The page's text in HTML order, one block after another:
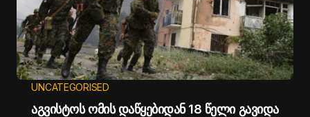
UNCATEGORISED
აგვისტოს ომის დაწყებიდან 18 წელი გავიდა